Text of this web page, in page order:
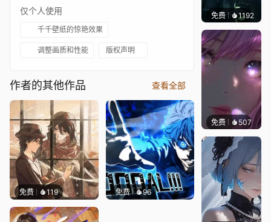
仅个人使用
千千壁纸的惊艳效果
调整画质和性能 版权声明
作者的其他作品 查看全部
免费 119 免费 96
免费 1192辰东
免费 507辰东